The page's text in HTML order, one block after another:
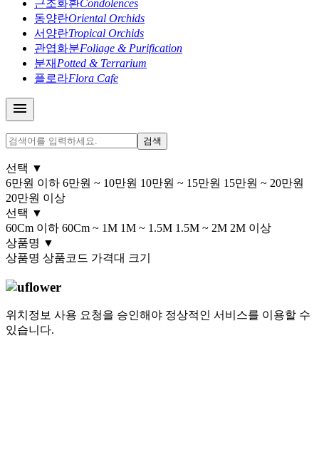
근조화환Condolences
동양란Oriental Orchids
서양란Tropical Orchids
관엽화분Foliage & Purification
분재 Potted & Terrarium
플로라Flora Cafe
menu
검색
선택 ▼
6만원 이하 6만원 ~ 10만원 10만원 ~ 15만원 15만원 ~ 20만원
20만원 이상
선택 ▼
60Cm 이하 60Cm ~ 1M 1M ~ 1.5M 1.5M ~ 2M 2M 이상
상품명 ▼
상품명 상품코드 가격대 크기
위치정보 사용 요청을 승인해야 정상적인 서비스를 이용할 수
있습니다.